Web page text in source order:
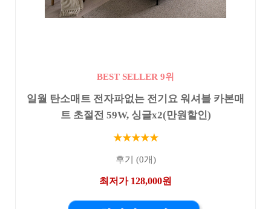
BEST SELLER 9위
일월 탄소매트 전자파없는 전기요 워셔블 카본매
트 초절전 59W, 싱글x2(만원할인)
★★★★★
후기 (0개)
최저가 128,000원